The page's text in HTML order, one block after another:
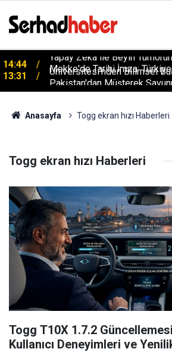
Yapay Zeka ile Beyin
Üniversitesi’nden Bilimsel
13:31
Mekke'de Tarihi İmza:
Pakistan'dan Müşterek
Anasayfa Togg ekran hızı Haberleri
Togg ekran hızı Haberleri
Togg T10X 1.7.2
Kullanıcı Deneyimleri ve